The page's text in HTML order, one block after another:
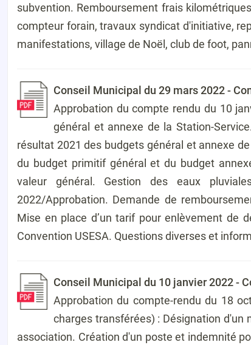
subvention. Remboursement frais
compteur forain, travaux syndicat d'initiative,
manifestations, village de Noël, club de foot,
Conseil Municipal du 29 mars 2022 -
Approbation du compte rendu du 10
général et annexe de la Station-
résultat 2021 des budgets général et annexe
du budget primitif général et du budget
valeur général. Gestion des eaux
2022/Approbation. Demande de
Mise en place d’un tarif pour enlèvement de
Convention USESA. Questions diverses et
Conseil Municipal du 10 janvier 2022 -
Approbation du compte-rendu du 18
charges transférées) : Désignation
association. Création d'un poste et indemnité